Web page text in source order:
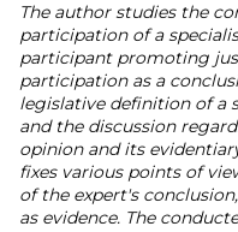
The author studies the
participation of a
participant promoting
participation as a
legislative definition of a
and the discussion
opinion and its
fixes various points of
of the expert's
as evidence. The